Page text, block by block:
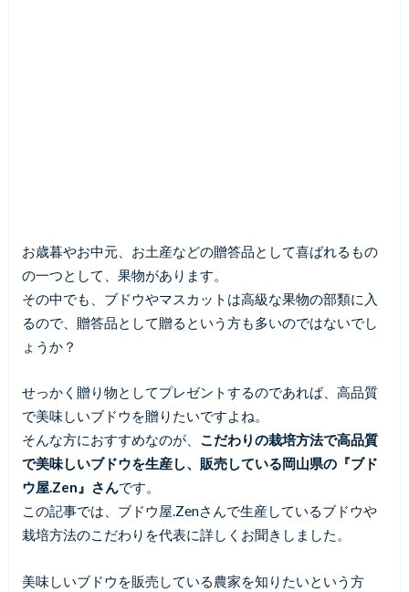
お歳暮やお中元、お土産などの贈答品として喜ばれるもの
の一つとして、果物があります。
その中でも、ブドウやマスカットは高級な果物の部類に入
るので、贈答品として贈るという方も多いのではないでし
ょうか？
せっかく贈り物としてプレゼントするのであれば、高品質
で美味しいブドウを贈りたいですよね。
そんな方におすすめなのが、 こだわりの栽培方法で高品質
で美味しいブドウを生産し、販売している岡山県の『ブド
ウ屋.Zen』さんです。
この記事では、ブドウ屋.Zenさんで生産しているブドウや
栽培方法のこだわりを代表に詳しくお聞きしました。
美味しいブドウを販売している農家を知りたいという方